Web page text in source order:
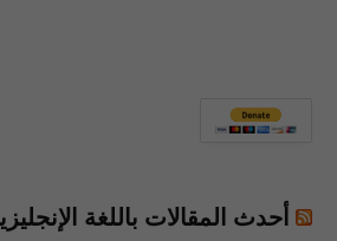
أحدث المقالات باللغة